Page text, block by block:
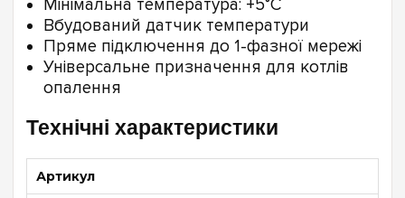
Мінімальна температура: +5°C
Вбудований датчик температури
Пряме підключення до 1-фазної мережі
Універсальне призначення для котлів
опалення
Технічні характеристики
Артикул